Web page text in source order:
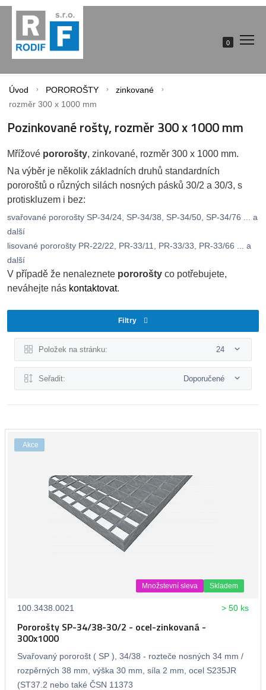
0
Úvod POROROŠTY
zinkované
rozměr 300 x 1000 mm
Pozinkované rošty, rozměr 300 x 1000 mm
Mřížové pororošty, zinkované, rozměr 300 x 1000 mm.
Na výběr je několik základních druhů standardních
pororoštů o různých silách nosných pásků 30/2 a 30/3, s
protiskluzem i bez:
svařované pororošty SP-34/24, SP-34/38, SP-34/50, SP-34/76 ... a
další
lisované pororošty PR-22/22, PR-33/11, PR-33/33, PR-33/66 ... a
další
V případě že nenaleznete pororošty co potřebujete,
neváhejte nás kontaktovat.
Filtry
Položek na stránku: 24
Seřadit: Doporučené
Akce
Množstevní sleva Skladem
100.3438.0021 > 50 ks
Pororošty SP-34/38-30/2 - ocel-zinkovaná -
300x1000
Svařovaný pororošt ( SP ), 34/38 - rozteče nosných 34 mm /
rozpěrných 38 mm, výška 30 mm, síla 2 mm, ocel S235JR
(ST37.2 nebo také ČSN 11373